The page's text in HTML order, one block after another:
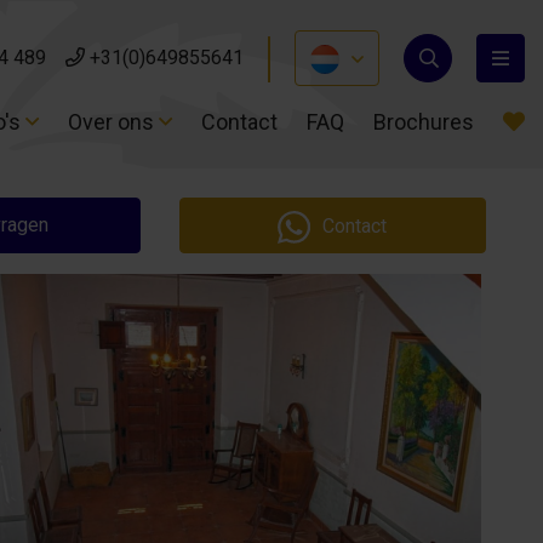
489 +31(0)649855641
Over ons Contact FAQ Brochures
489 +31(0)649855641
Over ons Contact FAQ Brochures
Contact